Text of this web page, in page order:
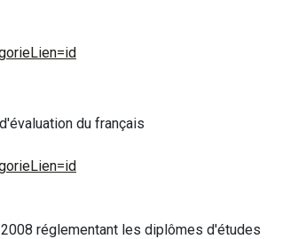
du français
réglementant les diplômes d'études